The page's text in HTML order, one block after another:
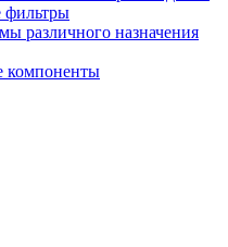
фильтры
различного назначения
компоненты